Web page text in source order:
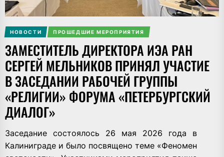
НОВОСТИ ПРОШЕДШИЕ МЕРОПРИЯТИЯ
ЗАМЕСТИТЕЛЬ ДИРЕКТОРА ИЭА РАН
СЕРГЕЙ МЕЛЬНИКОВ ПРИНЯЛ УЧАСТИЕ
В ЗАСЕДАНИИ РАБОЧЕЙ ГРУППЫ
«РЕЛИГИИ» ФОРУМА «ПЕТЕРБУРГСКИЙ
ДИАЛОГ»
Заседание состоялось 26 мая 2026 года в
Калиниграде и было посвящено теме «Феномен